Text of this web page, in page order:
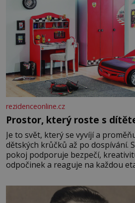
rezidenceonline.cz
Prostor, který roste s
Je to svět, který se vyvíjí a
dětských krůčků až po dospívání.
pokoj podporuje bezpečí,
odpočinek a reaguje na každou
měkkost a bezpečí, proto by
především klidně a útulně.